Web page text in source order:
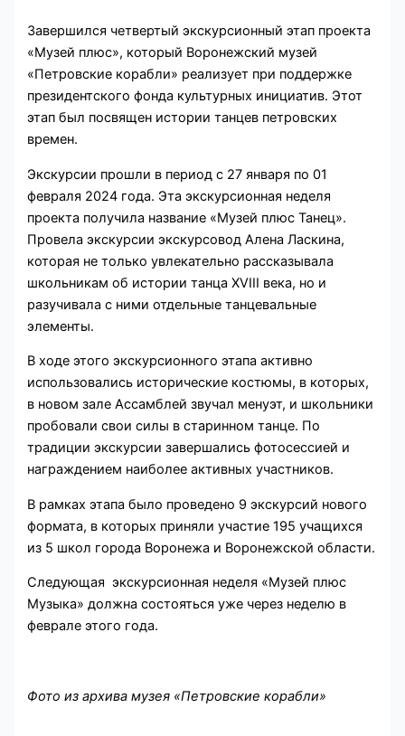
Завершился четвертый экскурсионный этап проекта
«Музей плюс», который Воронежский музей
«Петровские корабли» реализует при поддержке
президентского фонда культурных инициатив. Этот
этап был посвящен истории танцев петровских
времен.
Экскурсии прошли в период с 27 января по 01
февраля 2024 года. Эта экскурсионная неделя
проекта получила название «Музей плюс Танец».
Провела экскурсии экскурсовод Алена Ласкина,
которая не только увлекательно рассказывала
школьникам об истории танца XVIII века, но и
разучивала с ними отдельные танцевальные
элементы.
В ходе этого экскурсионного этапа активно
использовались исторические костюмы, в которых,
в новом зале Ассамблей звучал менуэт, и школьники
пробовали свои силы в старинном танце. По
традиции экскурсии завершались фотосессией и
награждением наиболее активных участников.
В рамках этапа было проведено 9 экскурсий нового
формата, в которых приняли участие 195 учащихся
из 5 школ города Воронежа и Воронежской области.
Следующая экскурсионная неделя «Музей плюс
Музыка» должна состояться уже через неделю в
феврале этого года.
Фото из архива музея «Петровские корабли»